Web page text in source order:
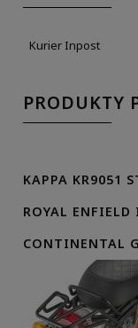
Kurier Inpost
PRODUKTY
KAPPA KR9051
ROYAL
CONTINENTAL